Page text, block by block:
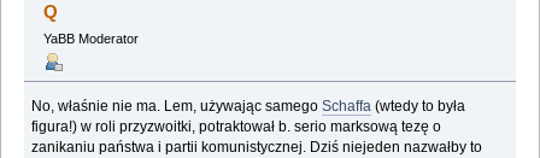
Q
YaBB Moderator
No, właśnie nie ma. Lem, używając samegoSchaffa (wtedy to była
figura!) w roli przyzwoitki, potraktował b. serio marksową tezę o
zanikaniu państwa i partii komunistycznej. Dziś niejeden nazwałby to